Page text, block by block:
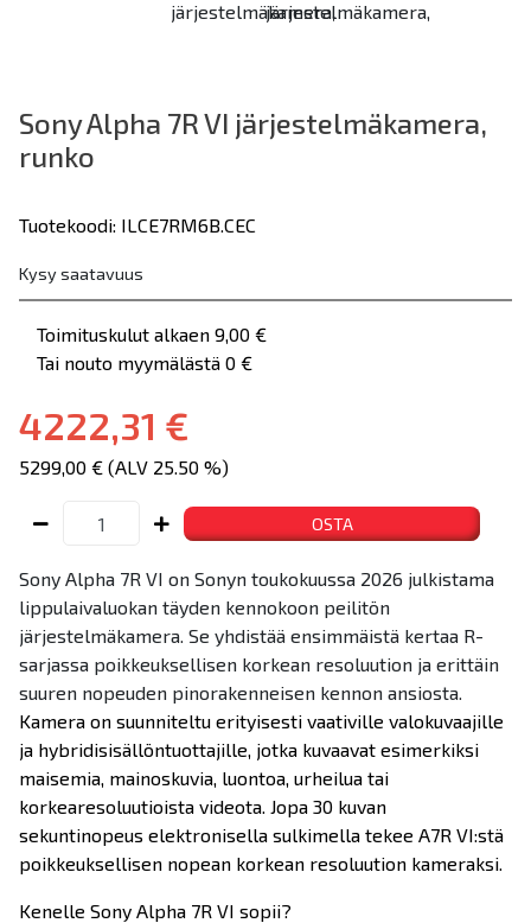
Sony Alpha 7R VI järjestelmäkamera,
runko
Tuotekoodi: ILCE7RM6B.CEC
Kysy saatavuus
Toimituskulut alkaen 9,00 €
Tai nouto myymälästä 0 €
4222,31 €
5299,00 € (ALV 25.50 %)
OSTA
Sony Alpha 7R VI on Sonyn toukokuussa 2026 julkistama
lippulaivaluokan täyden kennokoon peilitön
järjestelmäkamera. Se yhdistää ensimmäistä kertaa R-
sarjassa poikkeuksellisen korkean resoluution ja erittäin
suuren nopeuden pinorakenneisen kennon ansiosta.
Kamera on suunniteltu erityisesti vaativille valokuvaajille
ja hybridisisällöntuottajille, jotka kuvaavat esimerkiksi
maisemia, mainoskuvia, luontoa, urheilua tai
korkearesoluutioista videota. Jopa 30 kuvan
sekuntinopeus elektronisella sulkimella tekee A7R VI:stä
poikkeuksellisen nopean korkean resoluution kameraksi.
Kenelle Sony Alpha 7R VI sopii?